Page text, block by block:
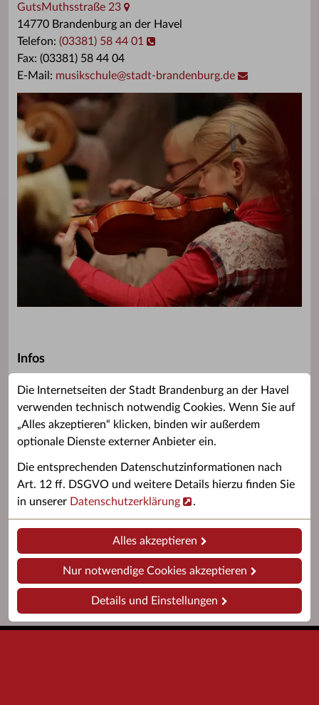
Die Internetseiten der Stadt Brandenburg an der Havel
verwenden technisch notwendig Cookies. Wenn Sie auf
„Alles akzeptieren“ klicken, binden wir außerdem
optionale Dienste externer Anbieter ein.
Die entsprechenden Datenschutzinformationen nach
Art. 12 ff. DSGVO und weitere Details hierzu finden Sie
in unserer Datenschutzerklärung .
Alles akzeptieren
Nur notwendige Cookies akzeptieren
Details und Einstellungen
GutsMuthsstraße 23
14770 Brandenburg an der Havel
Telefon: (03381) 58 44 01
Fax: (03381) 58 44 04
E-Mail: musikschule@stadt-brandenburg.de
Infos
Welchen Unterricht gibt es?
Zur Kursübersicht
Wie viel kostet es?
Zur Benutzungs- und Gebührensatzung
Wo kann ich mich anmelden?
Zum Anmeldeformular